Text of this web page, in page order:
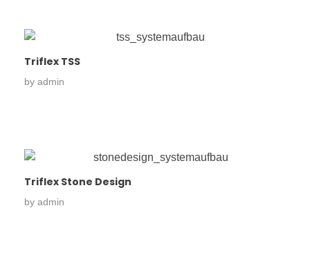
Triflex TSS
by admin
Triflex Stone Design
by admin